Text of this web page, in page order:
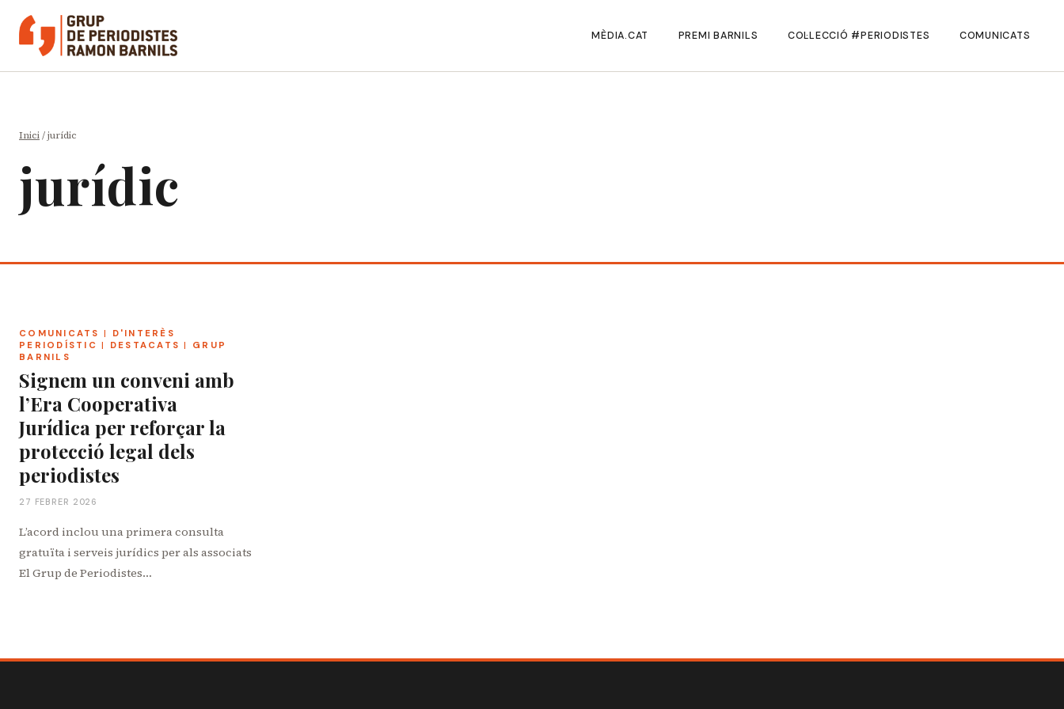
contingut
MÈDIA.CAT PREMI BARNILS COL·LECCIÓ #PERIODISTES COMUNICATS
Inici/jurídic
jurídic
COMUNICATS | D'INTERÈS
PERIODÍSTIC | DESTACATS | GRUP
BARNILS
Signem un conveni amb
l’Era Cooperativa
Jurídica per reforçar la
protecció legal dels
periodistes
27 FEBRER 2026
L’acord inclou una primera consulta
gratuïta i serveis jurídics per als associats
El Grup de Periodistes…